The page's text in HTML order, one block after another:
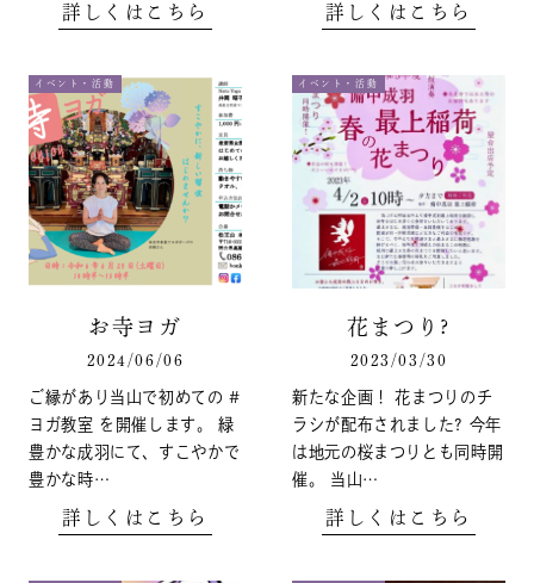
詳しくはこちら 詳しくはこちら
イベント・活動
お寺ヨガ
2024/06/06
ご縁があり当山で初めての #
ヨガ教室 を開催します。 緑
豊かな成羽にて、すこやかで
豊かな時…
詳しくはこちら
イベント・活動
花まつり?
2023/03/30
新たな企画！ 花まつりのチ
ラシが配布されました? 今年
は地元の桜まつりとも同時開
催。 当山…
詳しくはこちら